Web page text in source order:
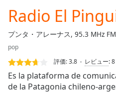
Loaded
0.00%
Stream
Type LIVE
Seek to
live,
Radio El
プンタ・アレーナス, 95.3 MHz FM
pop
評価:3.8 レビュー:8
Es la plataforma de
de la Patagonia chileno-